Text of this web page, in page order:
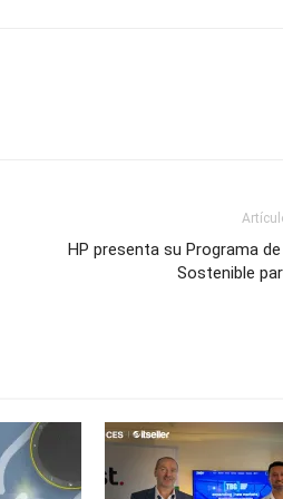
HP presenta su Programa
Sostenible